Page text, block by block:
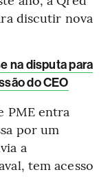
discutir nova
na disputa para
do CEO
PME entra
por um
a
tem acesso